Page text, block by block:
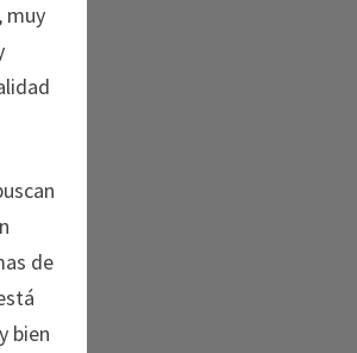
muy
de
bien